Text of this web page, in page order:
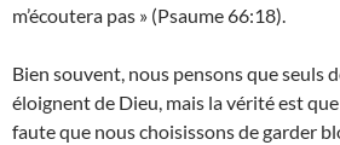
m’écoutera pas » (Psaume 66:18).
Bien souvent, nous pensons que seuls
éloignent de Dieu, mais la vérité est
faute que nous choisissons de garder